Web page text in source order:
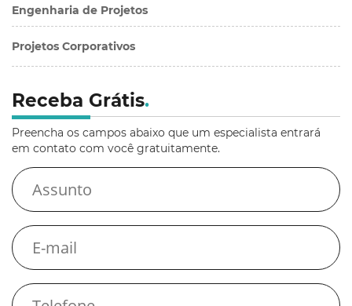
Engenharia de Projetos
Projetos Corporativos
Receba Grátis.
Preencha os campos abaixo que um especialista entrará
em contato com você gratuitamente.